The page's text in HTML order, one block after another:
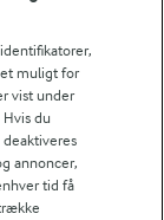
Foods
PB
muligt for
vist under
du
annoncer,
tid få